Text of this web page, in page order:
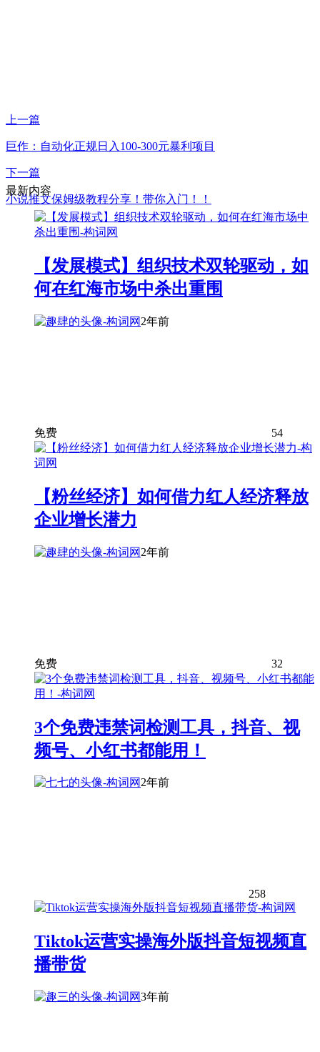
上一篇
巨作：自动化正规日入100-300元暴利项目
下一篇
小说推文保姆级教程分享！带你入门！！
最新内容
【发展模式】组织技术双轮驱动，如
何在红海市场中杀出重围
2年前
免费 54
【粉丝经济】如何借力红人经济释放
企业增长潜力
2年前
免费 32
3个免费违禁词检测工具，抖音、视
频号、小红书都能用！
2年前
258
Tiktok运营实操海外版抖音短视频直
播带货
3年前